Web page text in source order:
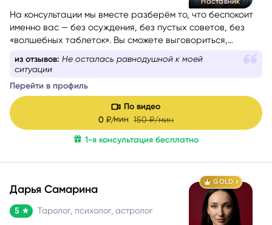
На консультации мы вместе разберём то, что беспокоит
именно вас — без осуждения, без пустых советов, без
«волшебных таблеток». Вы сможете выговориться,
услышать себя и понять, куда двигаться дальше. Если вам
сейчас тяжело, тревожно или вы просто запутались — я
вперёд.
Моя задача — мягко и бережно провести вас сквозь
сомнения, страхи и переживания, чтобы вы снова
почувствовали уверенность, спокойствие и любовь к
из отзывов: Не осталась равнодушной к моей
ситуации
Перейти в профиль
По видео
0 ₽/мин150 ₽/мин
1-я консультация бесплатно
GOLD
Дарья Самарина
5 Таролог, психолог, астролог